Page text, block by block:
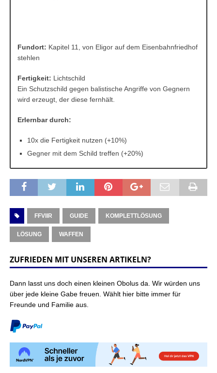
Fundort: Kapitel 11, von Eligor auf dem Eisenbahnfriedhof
stehlen
Fertigkeit: Lichtschild
Ein Schutzschild gegen balistische Angriffe von Gegnern
wird erzeugt, der diese fernhält.
Erlernbar durch:
10x die Fertigkeit nutzen (+10%)
Gegner mit dem Schild treffen (+20%)
FFVIIR GUIDE KOMPLETTLÖSUNG
LÖSUNG WAFFEN
ZUFRIEDEN MIT UNSEREN ARTIKELN?
Dann lasst uns doch einen kleinen Obolus da. Wir würden uns
über jede kleine Gabe freuen. Wählt hier bitte immer für
Freunde und Familie aus.